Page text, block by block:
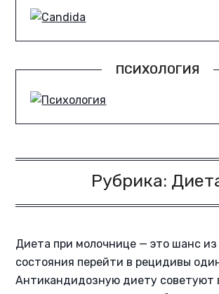
ПСИХОЛОГИЯ
Рубрика:
Диета при молочнице — это шанс из
состояния перейти в рецидивы
Антикандидозную диету советуют